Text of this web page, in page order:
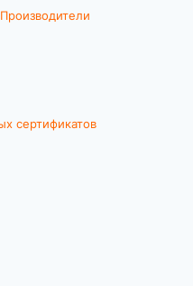
Производители
сертификатов